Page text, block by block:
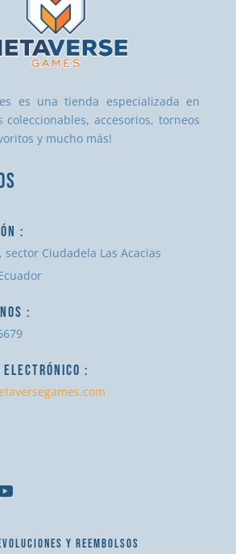
es una tienda especializada en
coleccionables, accesorios, torneos
y mucho más!
:
sector Ciudadela Las Acacias
:
ELECTRÓNICO :
Y REEMBOLSOS